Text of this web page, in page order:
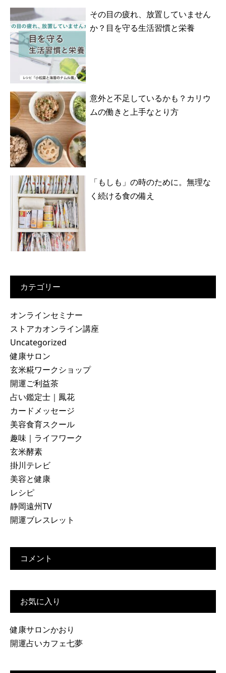
その目の疲れ、放置していません
か？目を守る生活習慣と栄養
意外と不足しているかも？カリウ
ムの働きと上手なとり方
「もしも」の時のために。無理な
く続ける食の備え
カテゴリー
オンラインセミナー
ストアカオンライン講座
Uncategorized
健康サロン
玄米糀ワークショップ
開運ご利益茶
占い鑑定士｜鳳花
カードメッセージ
美容食育スクール
趣味｜ライフワーク
玄米酵素
掛川テレビ
美容と健康
レシピ
静岡遠州TV
開運ブレスレット
コメント
お気に入り
健康サロンかおり
開運占いカフェ七夢